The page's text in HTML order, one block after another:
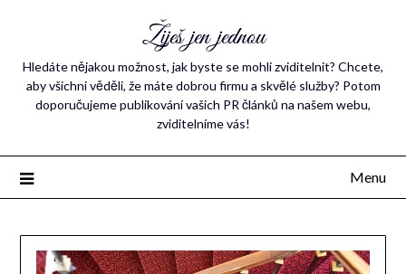
Žiješ jen jednou
Hledáte nějakou možnost, jak byste se mohli zviditelnit? Chcete,
aby všichni věděli, že máte dobrou firmu a skvělé služby? Potom
doporučujeme publikování vašich PR článků na našem webu,
zviditelníme vás!
Menu